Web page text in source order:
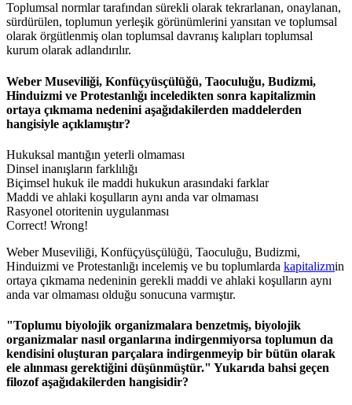
Toplumsal normlar tarafından sürekli olarak tekrarlanan, onaylanan,
sürdürülen, toplumun yerleşik görünümlerini yansıtan ve toplumsal
olarak örgütlenmiş olan toplumsal davranış kalıpları toplumsal
kurum olarak adlandırılır.
Weber Museviliği, Konfüçyüsçülüğü, Taoculuğu, Budizmi,
Hinduizmi ve Protestanlığı inceledikten sonra kapitalizmin
ortaya çıkmama nedenini aşağıdakilerden maddelerden
hangisiyle açıklamıştır?
Hukuksal mantığın yeterli olmaması
Dinsel inanışların farklılığı
Biçimsel hukuk ile maddi hukukun arasındaki farklar
Maddi ve ahlaki koşulların aynı anda var olmaması
Rasyonel otoritenin uygulanması
Correct! Wrong!
Weber Museviliği, Konfüçyüsçülüğü, Taoculuğu, Budizmi,
Hinduizmi ve Protestanlığı incelemiş ve bu toplumlarda kapitalizmin
ortaya çıkmama nedeninin gerekli maddi ve ahlaki koşulların aynı
anda var olmaması olduğu sonucuna varmıştır.
"Toplumu biyolojik organizmalara benzetmiş, biyolojik
organizmalar nasıl organlarına indirgenmiyorsa toplumun da
kendisini oluşturan parçalara indirgenmeyip bir bütün olarak
ele alınması gerektiğini düşünmüştür." Yukarıda bahsi geçen
filozof aşağıdakilerden hangisidir?